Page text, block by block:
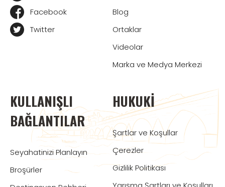
Facebook
Twitter
Blog
Ortaklar
Videolar
Marka ve Medya Merkezi
KULLANIŞLI
BAĞLANTILAR
Seyahatinizi Planlayın
Broşürler
HUKUKI
Şartlar ve Koşullar
Çerezler
Gizlilik Politikası